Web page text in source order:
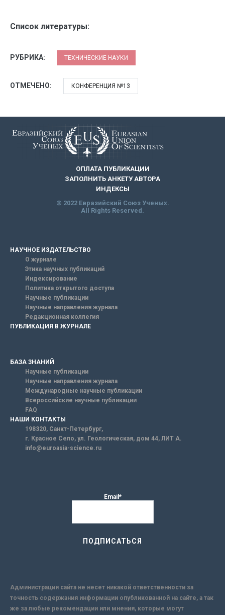
Список литературы:
РУБРИКА: ТЕХНИЧЕСКИЕ НАУКИ
ОТМЕЧЕНО: КОНФЕРЕНЦИЯ №13
ОПЛАТА ПУБЛИКАЦИИ
ЗАПОЛНИТЬ АНКЕТУ АВТОРА
ИНДЕКСЫ
© 2022 Евразийский Союз Ученых.
All Rights Reserved.
НАУЧНОЕ ИЗДАТЕЛЬСТВО
О журнале
Этика научных публикаций
Индексирование
Политика открытого доступа
Научные публикации
Научные направления журнала
Редакционная коллегия
ПУБЛИКАЦИЯ В ЖУРНАЛЕ
БАЗА ЗНАНИЙ
Научные публикации
Научные направления журнала
Международные научные публикации
Всероссийские научные публикации
FAQ
НАШИ КОНТАКТЫ
198320, Санкт-Петербург,
г. Красное Село, ул. Геологическая, дом 44, ЛИТ А.
info@euroasia-science.ru
Email*
Администрация сайта не несет никакой ответственности за
точность содержания информации опубликованной на сайте, а так
же за любые рекомендации или мнения, которые могут